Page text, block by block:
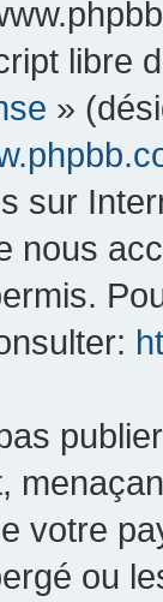
libre
»
sur
nous
votre
ou